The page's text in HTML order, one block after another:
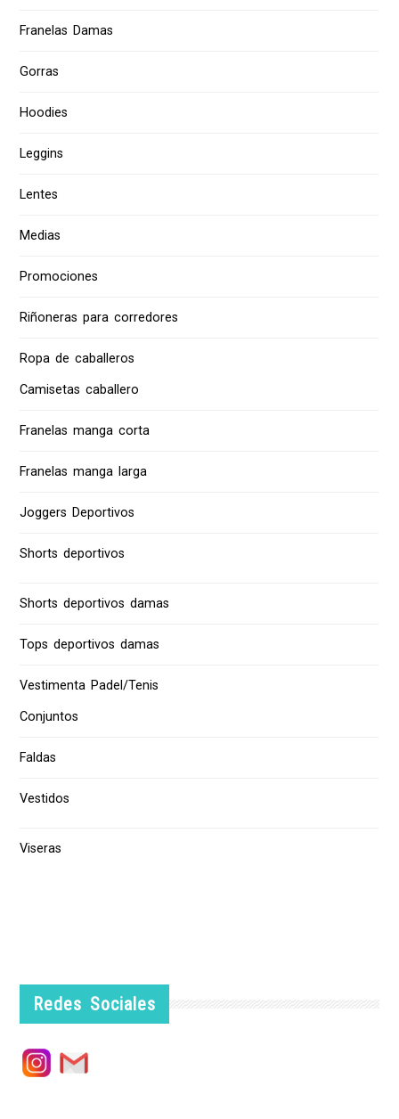
Franelas Damas
Gorras
Hoodies
Leggins
Lentes
Medias
Promociones
Riñoneras para corredores
Ropa de caballeros
Camisetas caballero
Franelas manga corta
Franelas manga larga
Joggers Deportivos
Shorts deportivos
Shorts deportivos damas
Tops deportivos damas
Vestimenta Padel/Tenis
Conjuntos
Faldas
Vestidos
Viseras
Redes Sociales